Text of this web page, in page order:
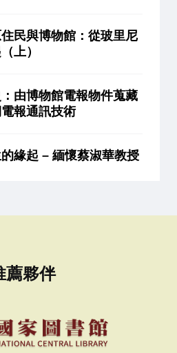
民與博物館：從玻里尼
上）
由博物館電報物件蒐藏
報通訊技術
緣起 – 緬懷蔡淑華教授
薦夥伴